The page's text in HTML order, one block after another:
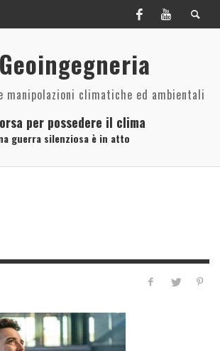
manipolazioni climatiche ed ambientali
per possedere il clima
guerra silenziosa è in atto